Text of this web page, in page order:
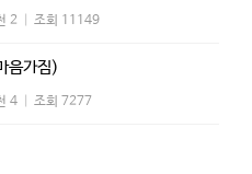
2 조회 11149
음가짐)
4 조회 7277